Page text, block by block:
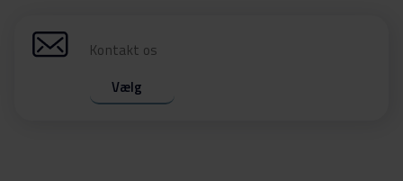
Kontakt os
Vælg